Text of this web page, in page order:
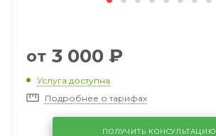
от 3 000 ₽
Услуга доступна
Подробнее о тарифах
ПОЛУЧИТЬ КОНСУЛЬТАЦИЮ